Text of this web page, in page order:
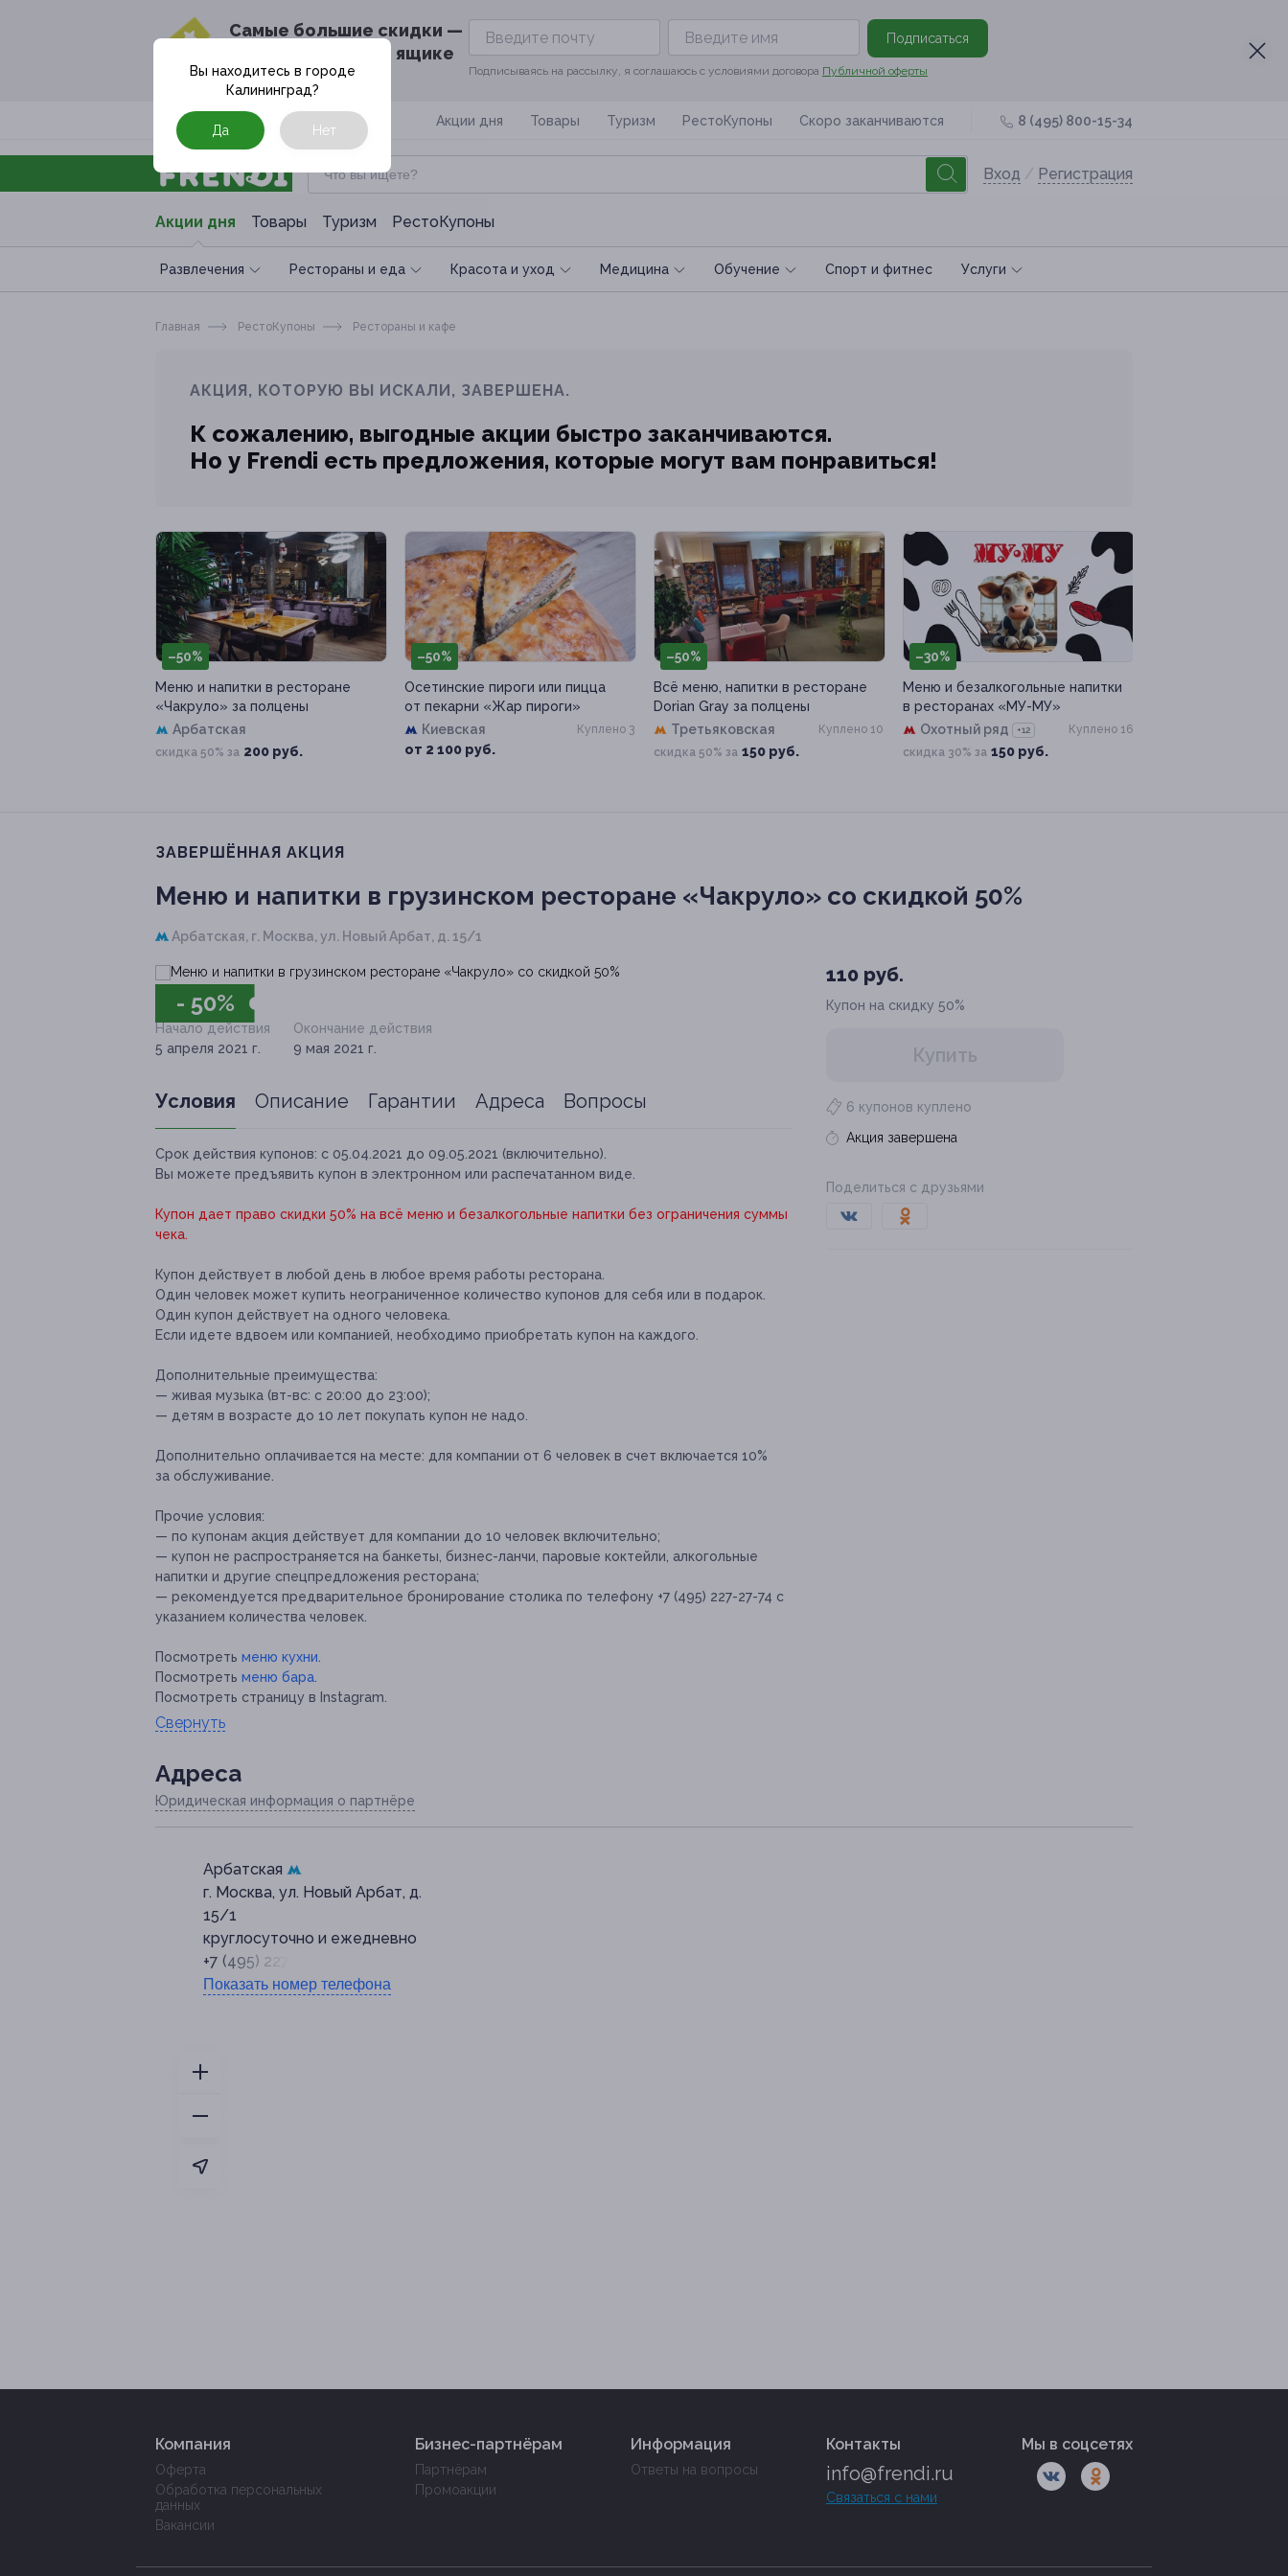
Cамые большие скидки —
в твоём почтовом ящике
Подписаться
Подписываясь на рассылку, я соглашаюсь с условиями договора Публичной оферты
Москва Акции дня Товары Туризм РестоКупоны Скоро заканчиваются 8 (495) 800-15-34
Вход / Регистрация
Акции дня Товары Туризм РестоКупоны
Развлечения Рестораны и еда Красота и уход Медицина Обучение Спoрт и фитнес Услуги
Вы находитесь в городе
Калининград?
Да Нет
Главная РестоКупоны Рестораны и кафе
АКЦИЯ, КОТОРУЮ ВЫ ИСКАЛИ, ЗАВЕРШЕНА.
К сожалению, выгодные акции быстро заканчиваются.
Но у Frendi есть предложения, которые могут вам понравиться!
–50%
Меню и напитки в ресторане
«Чакруло» за полцены
Арбатская
скидка 50% за 200 руб.
–50%
Осетинские пироги или пицца
от пекарни «Жар пироги»
Киевская
от 2 100 руб.
Куплено 3
–50%
Всё меню, напитки в ресторане
Dorian Gray за полцены
Третьяковская
скидка 50% за 150 руб.
Куплено 10
–30%
Меню и безалкогольные напитки
в ресторанах «МУ-МУ»
Охотный ряд
+12
скидка 30% за 150 руб.
Куплено 16
ЗАВЕРШЁННАЯ АКЦИЯ
Меню и напитки в грузинском ресторане «Чакруло» со скидкой 50%
Арбатская, г. Москва, ул. Новый Арбат, д. 15/1
- 50%
110 руб.
Купон на скидку 50%
Купить
6 купонов куплено
Акция завершена
Поделиться с друзьями
Начало действия
5 апреля 2021 г.
Окончание действия
9 мая 2021 г.
Условия Описание Гарантии Адреса Вопросы
Срок действия купонов: с 05.04.2021 до 09.05.2021 (включительно).
Вы можете предъявить купон в электронном или распечатанном виде.
Купон дает право скидки 50% на всё меню и безалкогольные напитки без ограничения суммы
чека.
Купон действует в любой день в любое время работы ресторана.
Один человек может купить неограниченное количество купонов для себя или в подарок.
Один купон действует на одного человека.
Если идете вдвоем или компанией, необходимо приобретать купон на каждого.
Дополнительные преимущества:
— живая музыка (вт-вс: с 20:00 до 23:00);
— детям в возрасте до 10 лет покупать купон не надо.
Дополнительно оплачивается на месте: для компании от 6 человек в счет включается 10%
за обслуживание.
Прочие условия:
— по купонам акция действует для компании до 10 человек включительно;
— купон не распространяется на банкеты, бизнес-ланчи, паровые коктейли, алкогольные
напитки и другие спецпредложения ресторана;
— рекомендуется предварительное бронирование столика по телефону +7 (495) 227-27-74 с
указанием количества человек.
Посмотреть меню кухни
Посмотреть меню бара
Посмотреть страницу в Instagram.
Свернуть
Адресa
Юридическая информация о партнёре
Арбатская
г. Москва, ул. Новый Арбат, д.
15/1
круглосуточно и ежедневно
+7 (495) 227-27-74
Показать номер телефона
Компания
Оферта
Обработка персональных
данных
Вакансии
Бизнес-партнёрам
Партнёрам
Промоакции
Информация
Ответы на вопросы
Контакты
info@frendi.ru
Связаться с нами
Мы в соцсетях